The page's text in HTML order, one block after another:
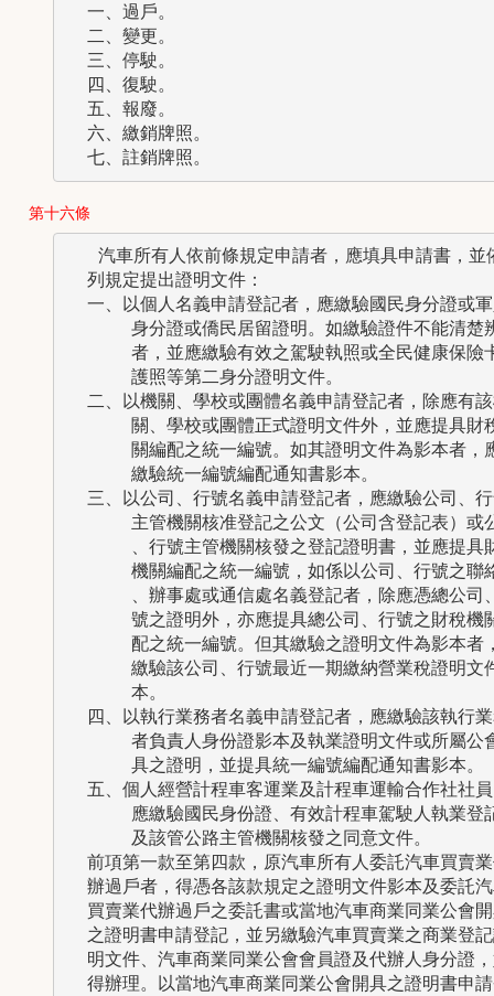
  一、過戶。
  二、變更。
  三、停駛。
  四、復駛。
  五、報廢。
  六、繳銷牌照。
第十六條
汽車所有人依前條規定申請者，應填具申請書，並
  列規定提出證明文件：
一、以個人名義申請登記者，應繳驗國民身分證或
身分證或僑民居留證明。如繳驗證件不能清楚
者，並應繳驗有效之駕駛執照或全民健康保險
      護照等第二身分證明文件。
二、以機關、學校或團體名義申請登記者，除應有
關、學校或團體正式證明文件外，並應提具財
關編配之統一編號。如其證明文件為影本者，
      繳驗統一編號編配通知書影本。
三、以公司、行號名義申請登記者，應繳驗公司、
主管機關核准登記之公文（公司含登記表）或
、行號主管機關核發之登記證明書，並應提具
機關編配之統一編號，如係以公司、行號之聯
、辦事處或通信處名義登記者，除應憑總公司
號之證明外，亦應提具總公司、行號之財稅機
配之統一編號。但其繳驗之證明文件為影本者
繳驗該公司、行號最近一期繳納營業稅證明文
      本。
四、以執行業務者名義申請登記者，應繳驗該執行
者負責人身份證影本及執業證明文件或所屬公
      具之證明，並提具統一編號編配通知書影本。
五、個人經營計程車客運業及計程車運輸合作社社
應繳驗國民身份證、有效計程車駕駛人執業登
      及該管公路主管機關核發之同意文件。
前項第一款至第四款，原汽車所有人委託汽車買賣
辦過戶者，得憑各該款規定之證明文件影本及委託
買賣業代辦過戶之委託書或當地汽車商業同業公會
之證明書申請登記，並另繳驗汽車買賣業之商業登
明文件、汽車商業同業公會會員證及代辦人身分證
得辦理。以當地汽車商業同業公會開具之證明書申